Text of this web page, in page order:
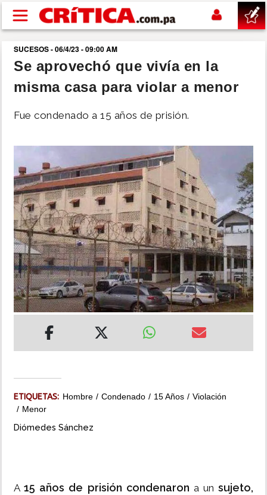
Pasar al contenido principal
buscar
SUCESOS
NACIONAL
SHOW
DEPORTES
MUNDO
INSÓLITAS
MULTIMEDIA
SUCESOS - 06/4/23 - 09:00 AM
Se aprovechó que vivía en la
misma casa para violar a menor
Fue condenado a 15 años de prisión.
ETIQUETAS: Hombre Condenado 15 Años
Violación
Menor
Diómedes Sánchez
A15 años de prisión condenaron a un sujeto,